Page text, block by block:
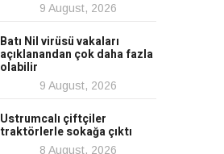
9 August, 2026
Batı Nil virüsü vakaları
açıklanandan çok daha fazla
olabilir
9 August, 2026
Ustrumcalı çiftçiler
traktörlerle sokağa çıktı
8 August, 2026